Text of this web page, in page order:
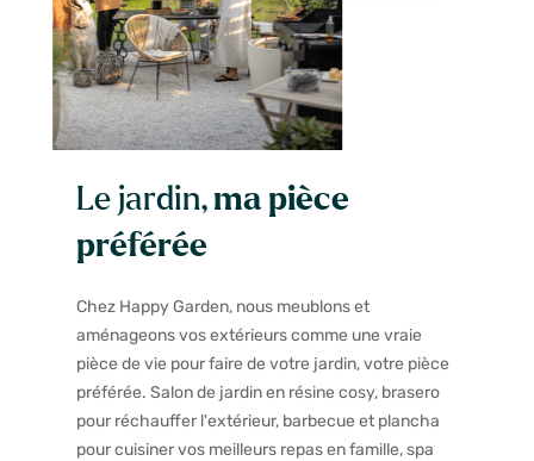
Le jardin, ma pièce
préférée
Chez Happy Garden, nous meublons et
aménageons vos extérieurs comme une vraie
pièce de vie pour faire de votre jardin, votre pièce
préférée. Salon de jardin en résine cosy, brasero
pour réchauffer l'extérieur, barbecue et plancha
pour cuisiner vos meilleurs repas en famille, spa